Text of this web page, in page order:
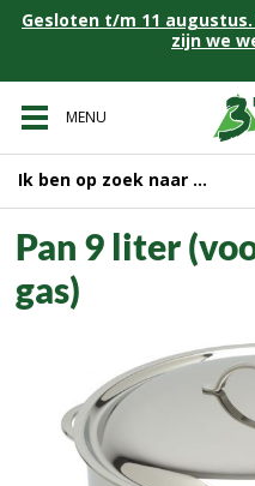
Gesloten t/m 11
zijn we
MENU
Pan 9 liter
gas)